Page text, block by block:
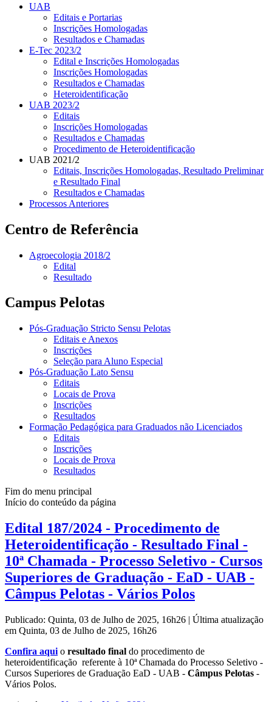
UAB
Editais e Portarias
Inscrições Homologadas
Resultados e Chamadas
E-Tec 2023/2
Edital e Inscrições Homologadas
Inscrições Homologadas
Resultados e Chamadas
Heteroidentificação
UAB 2023/2
Editais
Inscrições Homologadas
Resultados e Chamadas
Procedimento de Heteroidentificação
UAB 2021/2
Editais, Inscrições Homologadas, Resultado Preliminar
e Resultado Final
Resultados e Chamadas
Processos Anteriores
Centro de Referência
Agroecologia 2018/2
Edital
Resultado
Campus Pelotas
Pós-Graduação Stricto Sensu Pelotas
Editais e Anexos
Inscrições
Seleção para Aluno Especial
Pós-Graduação Lato Sensu
Editais
Locais de Prova
Inscrições
Resultados
Formação Pedagógica para Graduados não Licenciados
Editais
Inscrições
Locais de Prova
Resultados
Fim do menu principal
Início do conteúdo da página
Edital 187/2024 - Procedimento de
Heteroidentificação - Resultado Final -
10ª Chamada - Processo Seletivo - Cursos
Superiores de Graduação - EaD - UAB -
Câmpus Pelotas - Vários Polos
Publicado: Quinta, 03 de Julho de 2025, 16h26 | Última atualização
em Quinta, 03 de Julho de 2025, 16h26
Confira aqui o resultado final do procedimento de
heteroidentificação referente à 10ª Chamada do Processo Seletivo -
Cursos Superiores de Graduação EaD - UAB - Câmpus Pelotas -
Vários Polos.